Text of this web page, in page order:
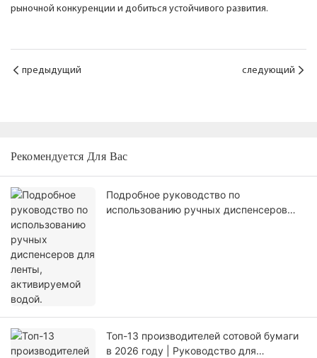
рыночной конкуренции и добиться устойчивого развития.
предыдущий следующий
Рекомендуется Для Вас
Подробное руководство по
использованию ручных диспенсеров
Топ-13 производителей сотовой бумаги
в 2026 году | Руководство для